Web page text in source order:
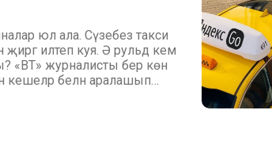
юл ала. Сүзебез такси
җиргә илтеп куя. Ә рульдә кем
«ВТ» журналисты бер көн
кешеләр белән аралашып